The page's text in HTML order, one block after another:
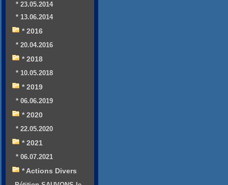
* 23.05.2014
* 13.06.2014
* 2016
* 20.04.2016
* 2018
* 10.05.2018
* 2019
* 06.06.2019
* 2020
* 22.05.2020
* 2021
* 06.07.2021
* Actions Divers